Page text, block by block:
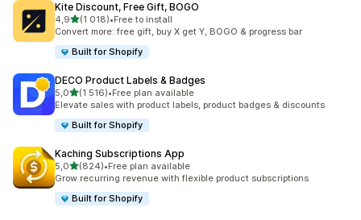
Kite Discount, Free Gift, BOGO
4,9/ 5 tähteä
(1 018)
1018 arvostelua yhteensä
•Free to install
Convert more: free gift, buy X get Y, BOGO & progress bar
Built for Shopify
DECO Product Labels & Badges
5,0/ 5 tähteä
(1 516)
1516 arvostelua yhteensä
•Free plan available
Elevate sales with product labels, product badges & discounts
Built for Shopify
Kaching Subscriptions App
5,0/ 5 tähteä
(824)
824 arvostelua yhteensä
•Free plan available
Grow recurring revenue with flexible product subscriptions
Built for Shopify